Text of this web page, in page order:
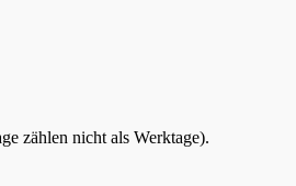
zählen nicht als Werktage).